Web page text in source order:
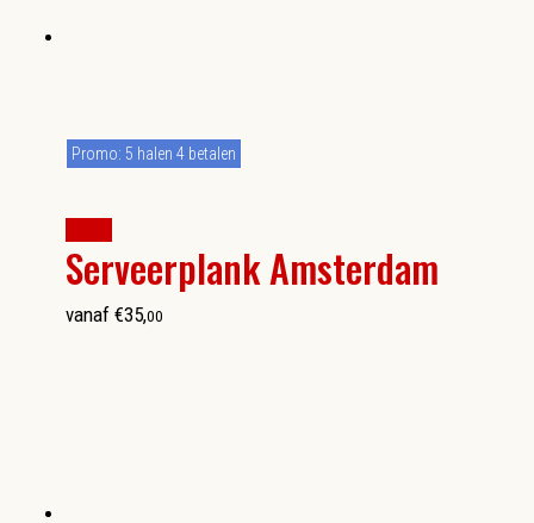
Serveerplank Amsterdam
Promo: 5 halen 4 betalen
vanaf €35,00